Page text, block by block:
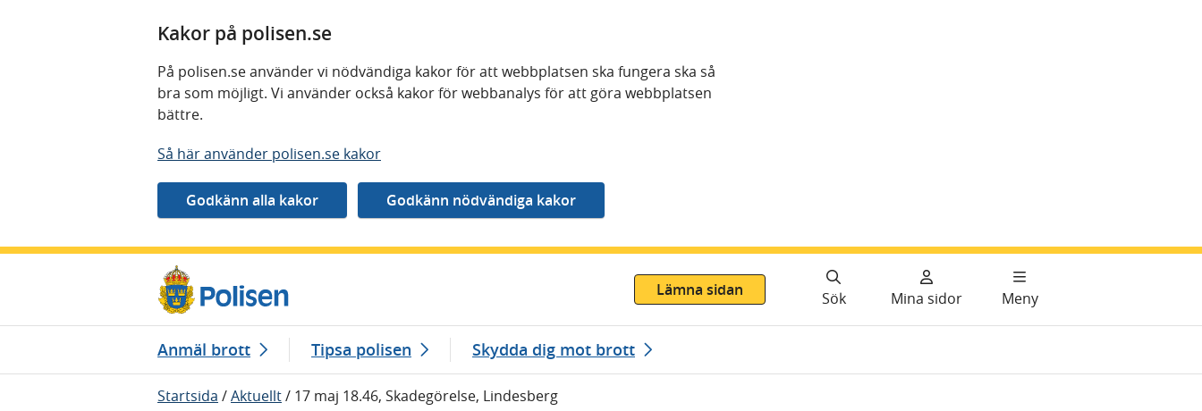
Kakor på polisen.se
På polisen.se använder vi nödvändiga kakor för att webbplatsen ska fungera ska så
bra som möjligt. Vi använder också kakor för webbanalys för att göra webbplatsen
bättre.
Så här använder polisen.se kakor
Lämna sidan
Sök Mina sidor Meny
Anmäl brott Tipsa polisen Skydda dig mot brott
Startsida /Aktuellt/ 17 maj 18.46, Skadegörelse, Lindesberg